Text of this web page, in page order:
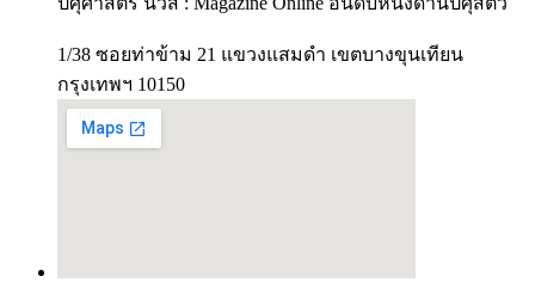
1/38 ซอยท่าข้าม 21 แขวงแสมดำ เขตบางขุนเทียน
กรุงเทพฯ 10150